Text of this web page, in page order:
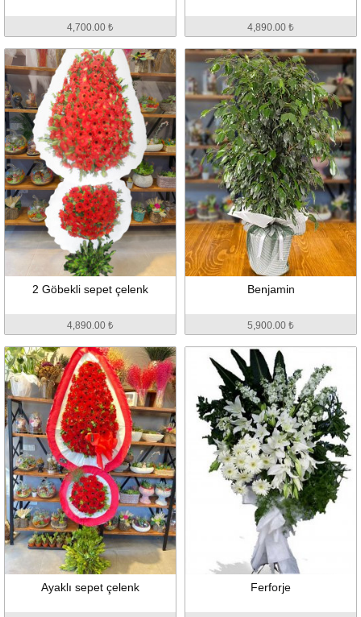
4,700.00 ₺ 4,890.00 ₺
2 Göbekli sepet çelenk
4,890.00 ₺
Benjamin
5,900.00 ₺
Ayaklı sepet çelenk Ferforje